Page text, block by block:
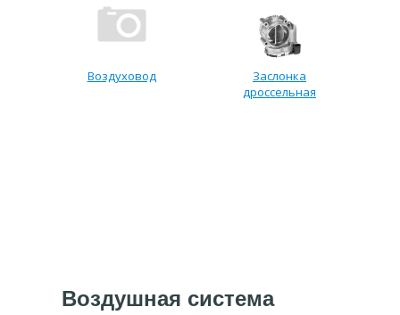
Воздуховод
Заслонка
дроссельная
Воздушная система